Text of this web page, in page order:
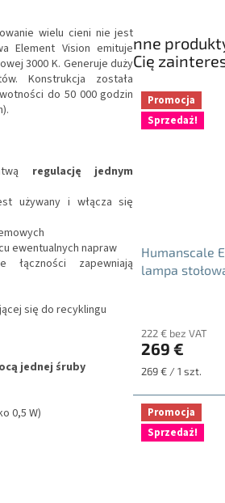
wielu cieni nie jest
Element Vision emituje
3000 K. Generuje duży
Konstrukcja została
do 50 000 godzin
regulację jednym
używany i włącza się
ewentualnych napraw
zapewniają
się do recyklingu
jednej śruby
0,5 W)
nne
Cię
Promocja
Sprzedaż!
Humanscale
lampa
222 € bez VAT
269 €
Cena
269 € / 1 szt.
Promocja
Sprzedaż!